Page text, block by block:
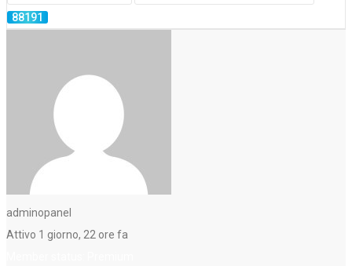
adminopanel
Attivo 1 giorno, 22 ore fa